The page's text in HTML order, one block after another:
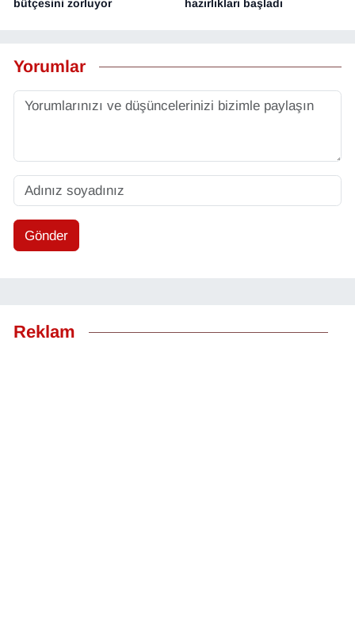
bütçesini zorluyor hazırlıkları başladı
Yorumlar
Gönder
Reklam